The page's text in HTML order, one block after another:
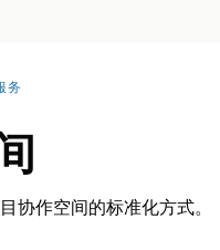
务
协作空间的标准化方式。